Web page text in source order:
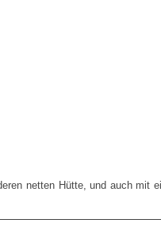
netten Hütte, und auch mit